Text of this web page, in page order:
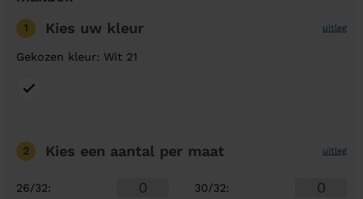
1 Kies uw kleur uitleg
Gekozen kleur: Wit 21
2 Kies een aantal per maat uitleg
26/32: 30/32: